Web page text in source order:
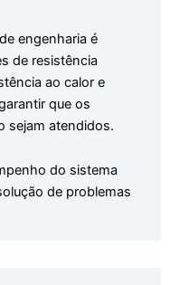
engenharia é
de resistência
ao calor e
que os
sejam atendidos.
do sistema
de problemas